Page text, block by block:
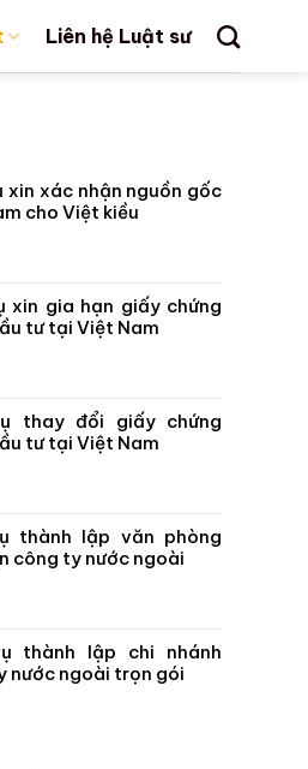
Liên hệ Luật sư
xin xác nhận nguồn gốc
cho Việt kiều
xin gia hạn giấy chứng
tư tại Việt Nam
thay đổi giấy chứng
tư tại Việt Nam
thành lập văn phòng
công ty nước ngoài
thành lập chi nhánh
nước ngoài trọn gói